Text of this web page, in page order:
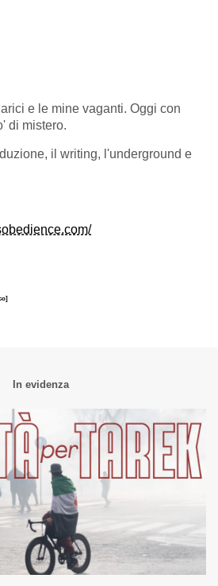
e le mine vaganti. Oggi con
di mistero.
il writing, l'underground e
In evidenza